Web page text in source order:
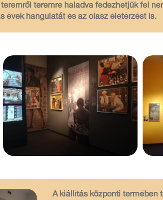
teremre haladva fedezhetjük fel
évek hangulatát és az olasz életérzést is.
A kiállítás központi termében